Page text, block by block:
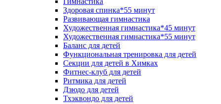
Здоровая спинка*55 минут
Развивающая гимнастика
Художественная гимнастика*45 минут
Художественная гимнастика*55 минут
Баланс для детей
Функциональная тренировка для детей
Секции для детей в Химках
Фитнес-клуб для детей
Ритмика для детей
Дзюдо для детей
Тхэквондо для детей